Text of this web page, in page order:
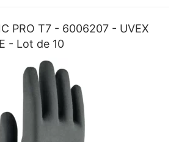
PRO T7 - 6006207 - UVEX
- Lot de 10